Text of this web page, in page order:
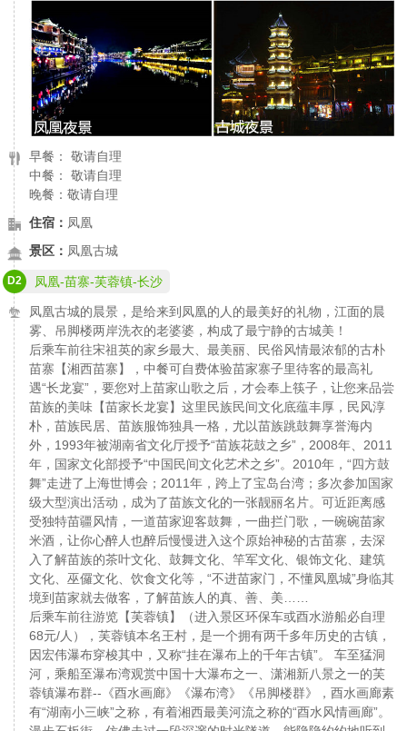
早餐： 敬请自理
中餐： 敬请自理
晚餐：敬请自理
住宿： 凤凰
景区： 凤凰古城
D2 凤凰-苗寨-芙蓉镇-长沙
凤凰古城的晨景，是给来到凤凰的人的最美好的礼物，江面的晨
雾、吊脚楼两岸洗衣的老婆婆，构成了最宁静的古城美！
后乘车前往宋祖英的家乡最大、最美丽、民俗风情最浓郁的古朴
苗寨【湘西苗寨】，中餐可自费体验苗家寨子里待客的最高礼
遇“长龙宴”，要您对上苗家山歌之后，才会奉上筷子，让您来品尝
苗族的美味【苗家长龙宴】这里民族民间文化底蕴丰厚，民风淳
朴，苗族民居、苗族服饰独具一格，尤以苗族跳鼓舞享誉海内
外，1993年被湖南省文化厅授予“苗族花鼓之乡”，2008年、2011
年，国家文化部授予“中国民间文化艺术之乡”。2010年，“四方鼓
舞”走进了上海世博会；2011年，跨上了宝岛台湾；多次参加国家
级大型演出活动，成为了苗族文化的一张靓丽名片。可近距离感
受独特苗疆风情，一道苗家迎客鼓舞，一曲拦门歌，一碗碗苗家
米酒，让你心醉人也醉后慢慢进入这个原始神秘的古苗寨，去深
入了解苗族的茶叶文化、鼓舞文化、竿军文化、银饰文化、建筑
文化、巫儸文化、饮食文化等，“不进苗家门，不懂凤凰城”身临其
境到苗家就去做客，了解苗族人的真、善、美……
后乘车前往游览【芙蓉镇】（进入景区环保车或酉水游船必自理
68元/人），芙蓉镇本名王村，是一个拥有两千多年历史的古镇，
因宏伟瀑布穿梭其中，又称“挂在瀑布上的千年古镇”。 车至猛洞
河，乘船至瀑布湾观赏中国十大瀑布之一、潇湘新八景之一的芙
蓉镇瀑布群--《酉水画廊》《瀑布湾》《吊脚楼群》，酉水画廊素
有“湖南小三峡”之称，有着湘西最美河流之称的“酉水风情画廊”。